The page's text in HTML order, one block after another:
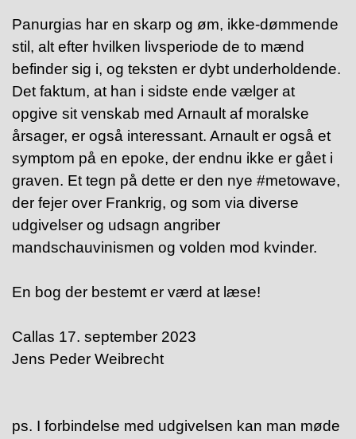
Panurgias har en skarp og øm, ikke-dømmende
stil, alt efter hvilken livsperiode de to mænd
befinder sig i, og teksten er dybt underholdende.
Det faktum, at han i sidste ende vælger at
opgive sit venskab med Arnault af moralske
årsager, er også interessant. Arnault er også et
symptom på en epoke, der endnu ikke er gået i
graven. Et tegn på dette er den nye #metowave,
der fejer over Frankrig, og som via diverse
udgivelser og udsagn angriber
mandschauvinismen og volden mod kvinder.
En bog der bestemt er værd at læse!
Callas 17. september 2023
Jens Peder Weibrecht
ps. I forbindelse med udgivelsen kan man møde